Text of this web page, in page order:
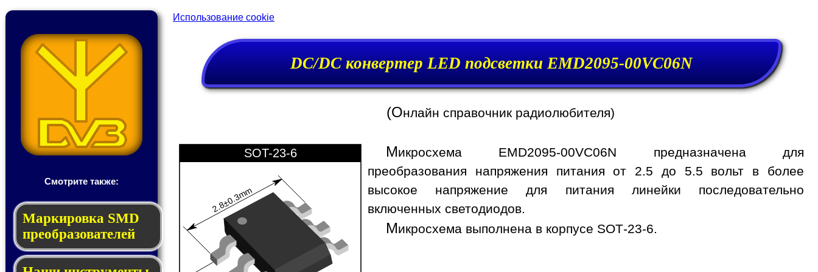
Смотрите также:
Мар­ки­ров­ка SMD
пре­об­ра­зо­ва­те­лей
Использование cookie
DC/DC конвертер LED подсветки EMD2095-00VC06N
(Онлайн справочник радиолюбителя)
2.8±0.3mm
SOT-23-6 Микросхема EMD2095-00VC06N предназначена для
преобразования напряжения питания от 2.5 до 5.5 вольт в более
высокое напряжение для питания линейки последовательно
включенных светодиодов.
Микросхема выполнена в корпусе SOT-23-6.